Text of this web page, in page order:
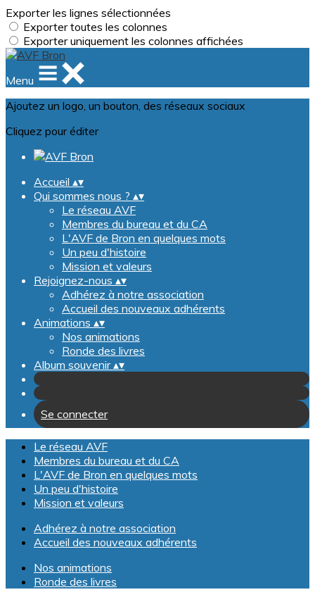
Exporter les lignes sélectionnées
Exporter toutes les colonnes
Exporter uniquement les colonnes affichées
Menu
Ajoutez un logo, un bouton, des réseaux sociaux
Cliquez pour éditer
Accueil ▴▾
Qui sommes nous ? ▴▾
Le réseau AVF
Membres du bureau et du CA
L'AVF de Bron en quelques mots
Un peu d'histoire
Mission et valeurs
Rejoignez-nous ▴▾
Adhérez à notre association
Accueil des nouveaux adhérents
Animations ▴▾
Nos animations
Ronde des livres
Album souvenir▴▾
Se connecter
Le réseau AVF
Membres du bureau et du CA
L'AVF de Bron en quelques mots
Un peu d'histoire
Mission et valeurs
Adhérez à notre association
Accueil des nouveaux adhérents
Nos animations
Ronde des livres